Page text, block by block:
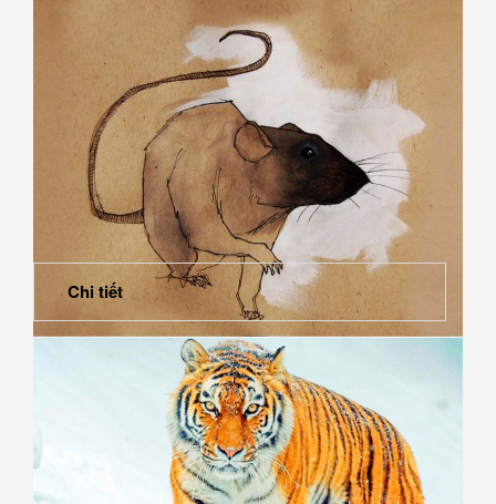
Hướng bếp tuổi Nhâm Tý 1972 hợp phong thủy
Chi tiết